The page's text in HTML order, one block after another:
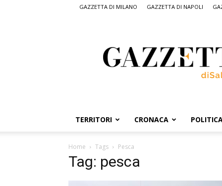
GAZZETTA DI MILANO GAZZETTA DI NAPOLI
Salerno,
il
quotidiano
Salerno
TERRITORI CRONACA
Home Tags Pesca
Tag: pesca